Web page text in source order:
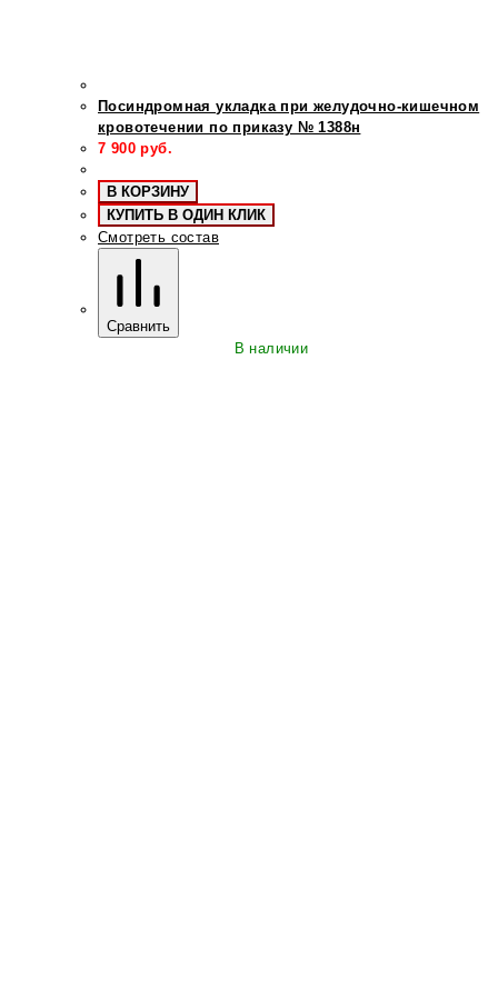
Посиндромная укладка при желудочно-кишечном
кровотечении по приказу № 1388н
7 900 руб.
В КОРЗИНУ
КУПИТЬ В ОДИН КЛИК
Смотреть состав
Сравнить
В наличии